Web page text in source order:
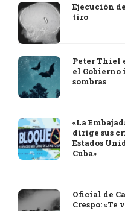
Ejecución
tiro
Peter Thiel
el
sombras
«La
dirige sus
Estados
Cuba»
Oficial de
Crespo: «Te